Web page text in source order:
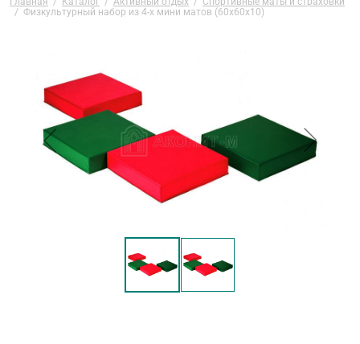
/ Физкультурный набор из 4-х мини матов (60х60х10)